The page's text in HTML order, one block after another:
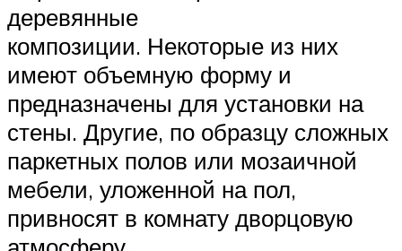
деревянные
композиции. Некоторые из них
имеют объемную форму и
предназначены для установки на
стены. Другие, по образцу сложных
паркетных полов или мозаичной
мебели, уложенной на пол,
привносят в комнату дворцовую